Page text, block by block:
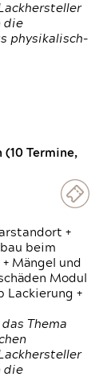
die
physikalisch-
Termine,
+
beim
Mängel und
Modul
Lackierung +
Thema
die